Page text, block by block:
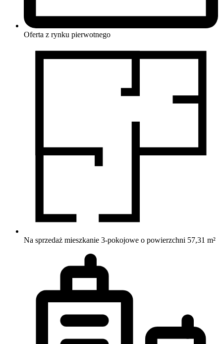
Oferta z rynku pierwotnego
Na sprzedaż mieszkanie 3-pokojowe o powierzchni 57,31 m²